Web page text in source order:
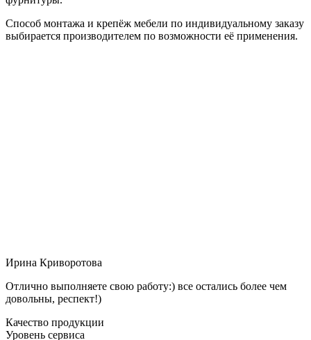
Способ монтажа и крепёж мебели по индивидуальному заказу
выбирается производителем по возможности её применения.
Ирина Криворотова
Отлично выполняете свою работу:) все остались более чем
довольны, респект!)
Качество продукции
Уровень сервиса